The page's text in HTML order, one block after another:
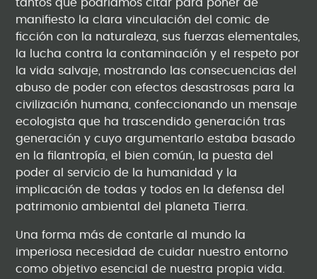
tantos que podríamos citar para poner de
manifiesto la clara vinculación del comic de
ficción con la naturaleza, sus fuerzas elementales,
la lucha contra la contaminación y el respeto por
la vida salvaje, mostrando las consecuencias del
abuso de poder con efectos desastrosas para la
civilización humana, confeccionando un mensaje
ecologista que ha trascendido generación tras
generación y cuyo argumentarlo estaba basado
en la filantropía, el bien común, la puesta del
poder al servicio de la humanidad y la
implicación de todas y todos en la defensa del
patrimonio ambiental del planeta Tierra.
Una forma más de contarle al mundo la
imperiosa necesidad de cuidar nuestro entorno
como objetivo esencial de nuestra propia vida.